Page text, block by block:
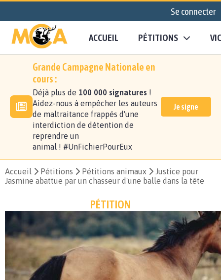
Se connecter
ACCUEIL PÉTITIONS
Grande Campagne Nationale en
cours :
Déjà plus de 100 000 signatures !
Aidez-nous à empêcher les auteurs
de maltraitance frappés d'une
interdiction de détention de
reprendre un
animal ! #UnFichierPourEux
Je signe
Accueil Pétitions Pétitions animaux
Justice pour
Jasmine abattue par un chasseur d'une balle dans la tête
PÉTITION